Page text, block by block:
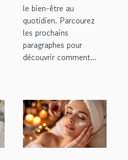
le bien-être au
quotidien. Parcourez
les prochains
paragraphes pour
découvrir comment...